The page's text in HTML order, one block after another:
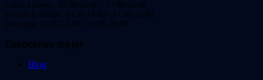
Lunes a jueves: 10:30-14:00 / 17:00-20:00
Viernes y sábado: 10:30-14:00 / 17:00-21:00
Domingo: 11:00-15:00 / 16:00-20:00
Conócenos mejor
Blog